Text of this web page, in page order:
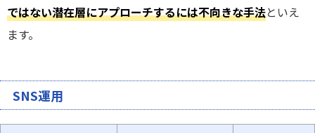
ではない潜在層にアプローチするには不向きな手法といえ
ます。
SNS運用